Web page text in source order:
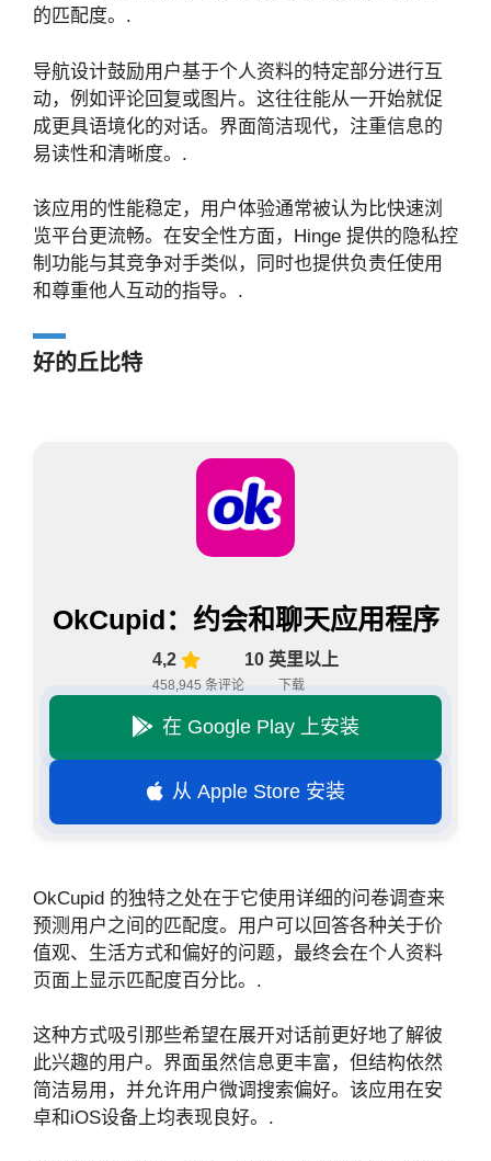
的匹配度。.
导航设计鼓励用户基于个人资料的特定部分进行互
动，例如评论回复或图片。这往往能从一开始就促
成更具语境化的对话。界面简洁现代，注重信息的
易读性和清晰度。.
该应用的性能稳定，用户体验通常被认为比快速浏
览平台更流畅。在安全性方面，Hinge 提供的隐私控
制功能与其竞争对手类似，同时也提供负责任使用
和尊重他人互动的指导。.
好的丘比特
OkCupid：约会和聊天应用程序
4,2
458,945 条评论
10 英里以上
下载
在 Google Play 上安装
从 Apple Store 安装
OkCupid 的独特之处在于它使用详细的问卷调查来
预测用户之间的匹配度。用户可以回答各种关于价
值观、生活方式和偏好的问题，最终会在个人资料
页面上显示匹配度百分比。.
这种方式吸引那些希望在展开对话前更好地了解彼
此兴趣的用户。界面虽然信息更丰富，但结构依然
简洁易用，并允许用户微调搜索偏好。该应用在安
卓和iOS设备上均表现良好。.